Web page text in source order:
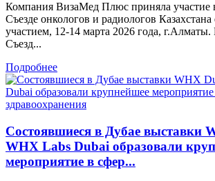
Компания ВизаМед Плюс приняла участие
Съезде онкологов и радиологов
участием, 12-14 марта 2026 года,
Съезд...
Подробнее
Состоявшиеся в Дубае выставки
WHX Labs Dubai образовали
мероприятие в сфер...